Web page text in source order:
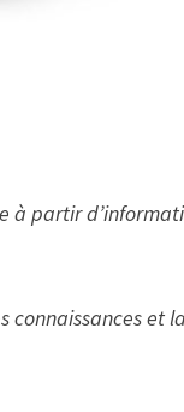
à partir
connaissances et la